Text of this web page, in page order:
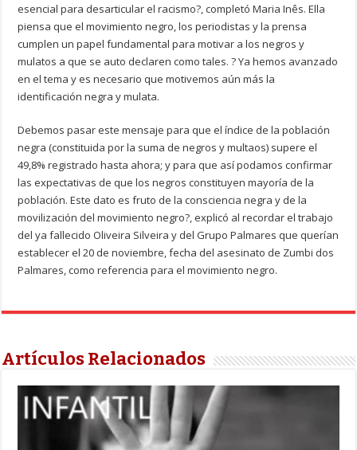
esencial para desarticular el racismo?, completó Maria Inês. Ella
piensa que el movimiento negro, los periodistas y la prensa
cumplen un papel fundamental para motivar a los negros y
mulatos a que se auto declaren como tales. ? Ya hemos avanzado
en el tema y es necesario que motivemos aún más la
identificación negra y mulata.
Debemos pasar este mensaje para que el índice de la población
negra (constituida por la suma de negros y multaos) supere el
49,8% registrado hasta ahora; y para que así podamos confirmar
las expectativas de que los negros constituyen mayoría de la
población. Este dato es fruto de la consciencia negra y de la
movilización del movimiento negro?, explicó al recordar el trabajo
del ya fallecido Oliveira Silveira y del Grupo Palmares que querían
establecer el 20 de noviembre, fecha del asesinato de Zumbi dos
Palmares, como referencia para el movimiento negro.
Artículos Relacionados